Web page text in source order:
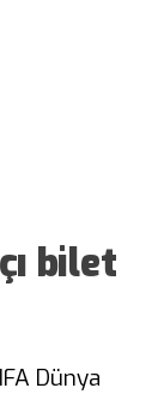
bilet
Dünya